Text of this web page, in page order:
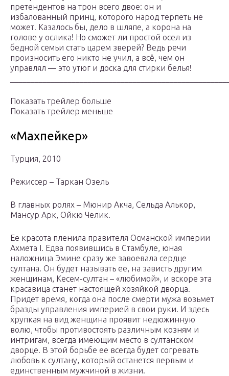
претендентов на трон всего двое: он и
избалованный принц, которого народ терпеть не
может. Казалось бы, дело в шляпе, а корона на
голове у ослика! Но сможет ли простой осел из
бедной семьи стать царем зверей? Ведь речи
произносить его никто не учил, а всё, чем он
управлял — это утюг и доска для стирки белья!
Показать трейлер больше
Показать трейлер меньше
«Махпейкер»
Турция, 2010
Режиссер – Таркан Озель
В главных ролях – Мюнир Акча, Сельда Алькор,
Мансур Арк, Ойкю Челик.
Ее красота пленила правителя Османской империи
Ахмета I. Едва появившись в Стамбуле, юная
наложница Эмине сразу же завоевала сердце
султана. Он будет называть ее, на зависть другим
женщинам, Кесем-султан – «любимой», и вскоре эта
красавица станет настоящей хозяйкой дворца.
Придет время, когда она после смерти мужа возьмет
бразды управления империей в свои руки. И здесь
хрупкая на вид женщина проявит недюжинную
волю, чтобы противостоять различным козням и
интригам, всегда имеющим место в султанском
дворце. В этой борьбе ее всегда будет согревать
любовь к султану, который останется первым и
единственным мужчиной в жизни.